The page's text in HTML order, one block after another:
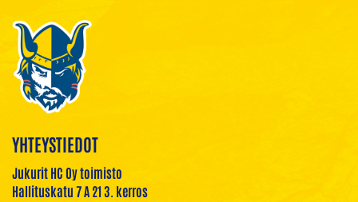
YHTEYSTIEDOT
Jukurit HC Oy toimisto
Hallituskatu 7 A 21 3. kerros